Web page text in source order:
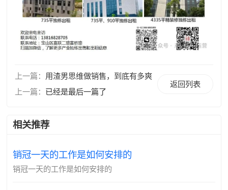
上一篇： 用渣男思维做销售，到底有多爽
上一篇： 已经是最后一篇了
返回列表
相关推荐
销冠一天的工作是如何安排的
销冠一天的工作是如何安排的